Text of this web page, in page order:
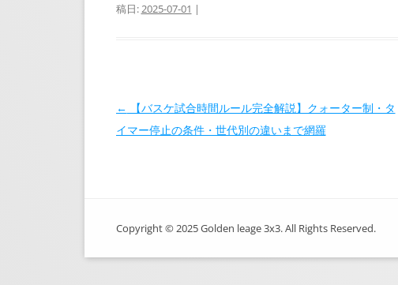
稿日:2025-07-01 |
投稿ナビゲーション
← 【バスケ試合時間ルール完全解説】クォーター制・タ
イマー停止の条件・世代別の違いまで網羅
Copyright © 2025 Golden leage 3x3. All Rights Reserved.